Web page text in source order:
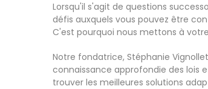
Lorsqu'il s'agit de questions
défis auxquels vous pouvez être
C'est pourquoi nous mettons à
Notre fondatrice, Stéphanie
connaissance approfondie des lois
trouver les meilleures solutions